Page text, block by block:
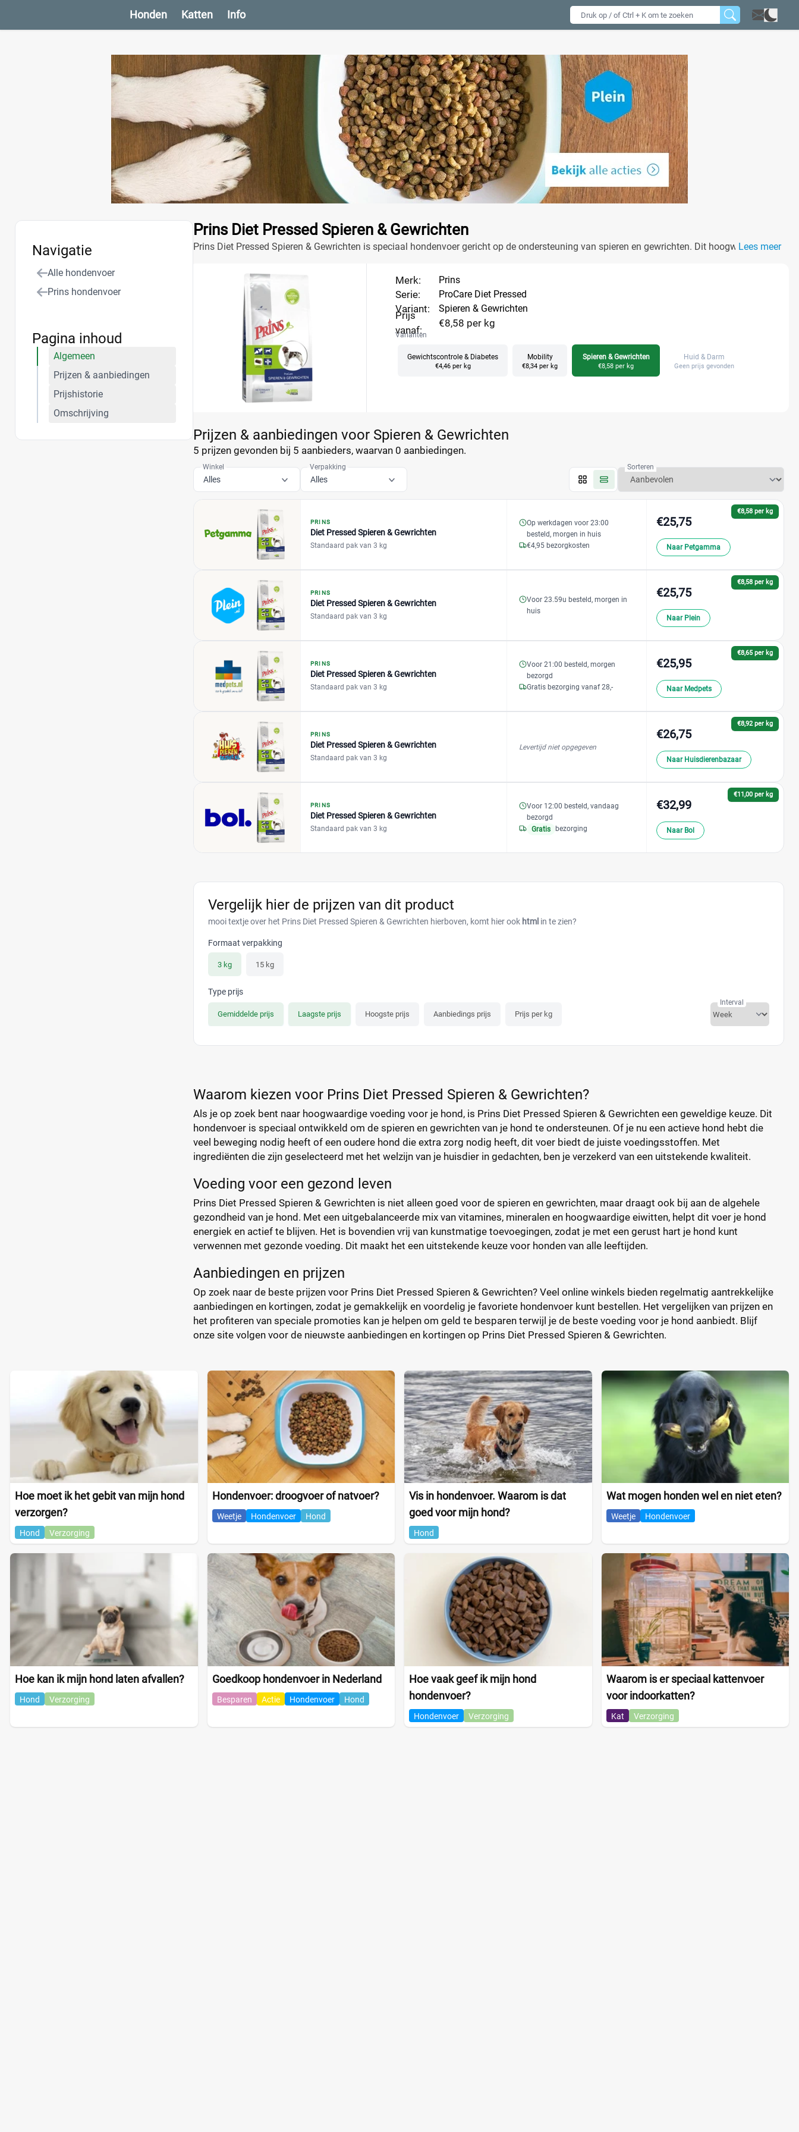
Honden Katten Info
Prins Diet Pressed Spieren & Gewrichten
Prins Diet Pressed Spieren & Gewrichten is speciaal hondenvoer gericht op de ondersteuning van spieren en gewrichten. Dit hoogwaardige
Lees meer
Merk:
Serie:
Variant:
Prijs
vanaf:
Prins
ProCare Diet Pressed
Spieren & Gewrichten
€8,58 per kg
Varianten
Gewichtscontrole & Diabetes
€4,46 per kg
Mobility
€8,34 per kg
Spieren & Gewrichten
€8,58 per kg
Huid & Darm
Geen prijs gevonden
Prijzen & aanbiedingen voor Spieren & Gewrichten
5 prijzen gevonden bij 5 aanbieders, waarvan 0 aanbiedingen.
Winkel
Alles
Verpakking
Alles
Sorteren
PRINS
Diet Pressed Spieren & Gewrichten
Standaard pak van 3 kg
Op werkdagen voor 23:00
besteld, morgen in huis
€4,95 bezorgkosten
€8,58 per kg
€25,75
Naar Petgamma
PRINS
Diet Pressed Spieren & Gewrichten
Standaard pak van 3 kg
Voor 23.59u besteld, morgen in
huis
€8,58 per kg
€25,75
Naar Plein
PRINS
Diet Pressed Spieren & Gewrichten
Standaard pak van 3 kg
Voor 21:00 besteld, morgen
bezorgd
Gratis bezorging vanaf 28,-
€8,65 per kg
€25,95
Naar Medpets
PRINS
Diet Pressed Spieren & Gewrichten
Standaard pak van 3 kg
Levertijd niet opgegeven
€8,92 per kg
€26,75
Naar Huisdierenbazaar
PRINS
Diet Pressed Spieren & Gewrichten
Standaard pak van 3 kg
Voor 12:00 besteld, vandaag
bezorgd
Gratis bezorging
€11,00 per kg
€32,99
Naar Bol
Vergelijk hier de prijzen van dit product
mooi textje over het Prins Diet Pressed Spieren & Gewrichten hierboven, komt hier ook html in te zien?
Formaat verpakking
3 kg 15 kg
Type prijs
Gemiddelde prijs Laagste prijs Hoogste prijs Aanbiedings prijs Prijs per kg
Interval
Waarom kiezen voor Prins Diet Pressed Spieren & Gewrichten?
Als je op zoek bent naar hoogwaardige voeding voor je hond, is Prins Diet Pressed Spieren & Gewrichten een geweldige keuze. Dit
hondenvoer is speciaal ontwikkeld om de spieren en gewrichten van je hond te ondersteunen. Of je nu een actieve hond hebt die
veel beweging nodig heeft of een oudere hond die extra zorg nodig heeft, dit voer biedt de juiste voedingsstoffen. Met
ingrediënten die zijn geselecteerd met het welzijn van je huisdier in gedachten, ben je verzekerd van een uitstekende kwaliteit.
Voeding voor een gezond leven
Prins Diet Pressed Spieren & Gewrichten is niet alleen goed voor de spieren en gewrichten, maar draagt ook bij aan de algehele
gezondheid van je hond. Met een uitgebalanceerde mix van vitamines, mineralen en hoogwaardige eiwitten, helpt dit voer je hond
energiek en actief te blijven. Het is bovendien vrij van kunstmatige toevoegingen, zodat je met een gerust hart je hond kunt
verwennen met gezonde voeding. Dit maakt het een uitstekende keuze voor honden van alle leeftijden.
Aanbiedingen en prijzen
Op zoek naar de beste prijzen voor Prins Diet Pressed Spieren & Gewrichten? Veel online winkels bieden regelmatig aantrekkelijke
aanbiedingen en kortingen, zodat je gemakkelijk en voordelig je favoriete hondenvoer kunt bestellen. Het vergelijken van prijzen en
het profiteren van speciale promoties kan je helpen om geld te besparen terwijl je de beste voeding voor je hond aanbiedt. Blijf
onze site volgen voor de nieuwste aanbiedingen en kortingen op Prins Diet Pressed Spieren & Gewrichten.
Navigatie
Alle hondenvoer
Prins hondenvoer
Pagina inhoud
Algemeen
Prijzen & aanbiedingen
Prijshistorie
Omschrijving
Hoe moet ik het gebit van mijn hond
verzorgen?
Hond Verzorging
Hondenvoer: droogvoer of natvoer?
Weetje Hondenvoer Hond
Vis in hondenvoer. Waarom is dat
goed voor mijn hond?
Hond
Wat mogen honden wel en niet eten?
Weetje Hondenvoer
Hoe kan ik mijn hond laten afvallen?
Hond Verzorging
Goedkoop hondenvoer in Nederland
Besparen Actie Hondenvoer Hond
Hoe vaak geef ik mijn hond
hondenvoer?
Hondenvoer Verzorging
Waarom is er speciaal kattenvoer
voor indoorkatten?
Kat Verzorging